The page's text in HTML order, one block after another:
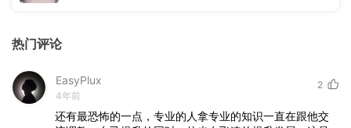
热门评论
EasyPlux
4年前
2
还有最恐怖的一点，专业的人拿专业的知识一直在跟他交